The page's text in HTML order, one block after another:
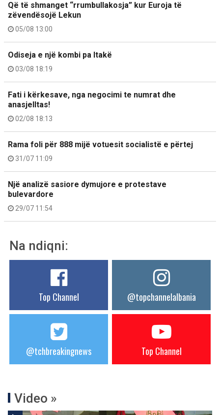
Që të shmanget “rrumbullakosja” kur Euroja të
zëvendësojë Lekun
05/08 13:00
Odiseja e një kombi pa Itakë
03/08 18:19
Fati i kërkesave, nga negocimi te numrat dhe
anasjelltas!
02/08 18:13
Rama foli për 888 mijë votuesit socialistë e përtej
31/07 11:09
Një analizë sasiore dymujore e protestave
bulevardore
29/07 11:54
Na ndiqni:
Top Channel @topchannelalbania
@tchbreakingnews Top Channel
Video »